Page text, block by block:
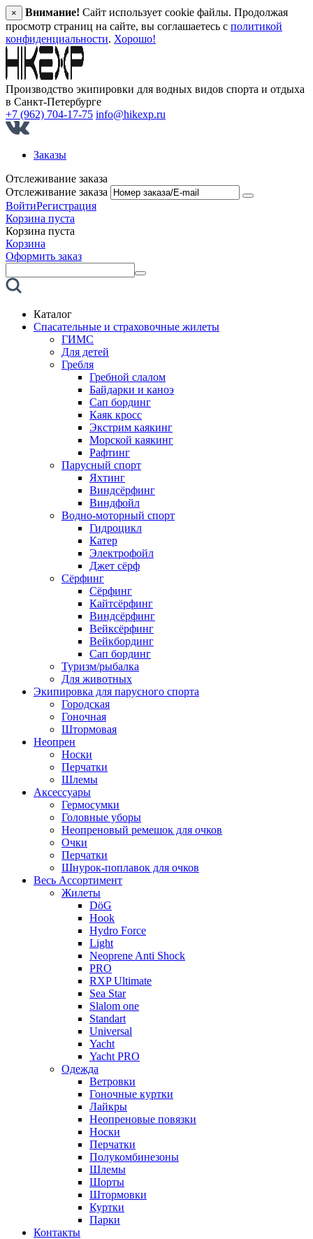
× Внимание! Сайт использует cookie файлы. Продолжая
просмотр страниц на сайте, вы соглашаетесь с политикой
конфиденциальности. Хорошо!
Производство экипировки для водных видов спорта и отдыха
в Санкт‑Петербурге
+7 (962) 704-17-75 info@hikexp.ru
Заказы
Отслеживание заказа
Отслеживание заказа
ВойтиРегистрация
Корзина пуста
Корзина пуста
Корзина
Оформить заказ
Каталог
Спасательные и страховочные жилеты
ГИМС
Для детей
Гребля
Гребной слалом
Байдарки и каноэ
Сап бординг
Каяк кросс
Экстрим каякинг
Морской каякинг
Рафтинг
Парусный спорт
Яхтинг
Виндсёрфинг
Виндфойл
Водно-моторный спорт
Гидроцикл
Катер
Электрофойл
Джет сёрф
Сёрфинг
Сёрфинг
Кайтсёрфинг
Виндсёрфинг
Вейксёрфинг
Вейкбординг
Сап бординг
Туризм/рыбалка
Для животных
Экипировка для парусного спорта
Городская
Гоночная
Штормовая
Неопрен
Носки
Перчатки
Шлемы
Аксессуары
Гермосумки
Головные уборы
Неопреновый ремешок для очков
Очки
Перчатки
Шнурок-поплавок для очков
Весь Ассортимент
Жилеты
DöG
Hook
Hydro Force
Light
Neoprene Anti Shock
PRO
RXP Ultimate
Sea Star
Slalom one
Standart
Universal
Yacht
Yacht PRO
Одежда
Ветровки
Гоночные куртки
Лайкры
Неопреновые повязки
Носки
Перчатки
Полукомбинезоны
Шлемы
Шорты
Штормовки
Куртки
Парки
Контакты